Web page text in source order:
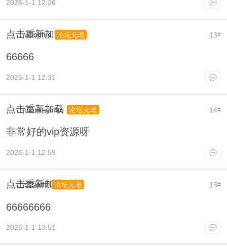
2026-1-1 12:26
点击重新加载 13#
woodfire 论坛元老
66666
2026-1-1 12:31
点击重新加载 14#
monkeyman 论坛元老
非常好的vip资源呀
2026-1-1 12:59
点击重新加载 15#
ssslatfff 论坛元老
66666666
2026-1-1 13:51